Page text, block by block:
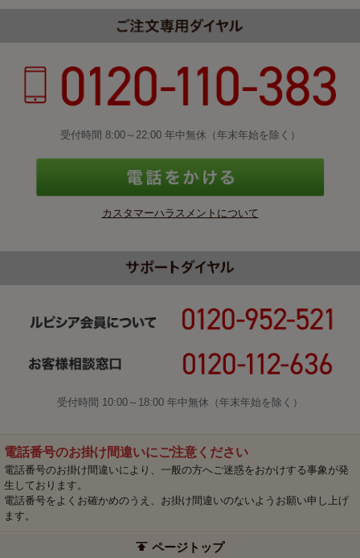
受付時間 8:00～22:00 年中無休（年末年始を除く）
カスタマーハラスメントについて
受付時間 10:00～18:00 年中無休（年末年始を除く）
電話番号のお掛け間違いにご注意ください
電話番号のお掛け間違いにより、一般の方へご迷惑をおかけする事象が発
生しております。
電話番号をよくお確かめのうえ、お掛け間違いのないようお願い申し上げ
ます。
ページトップ